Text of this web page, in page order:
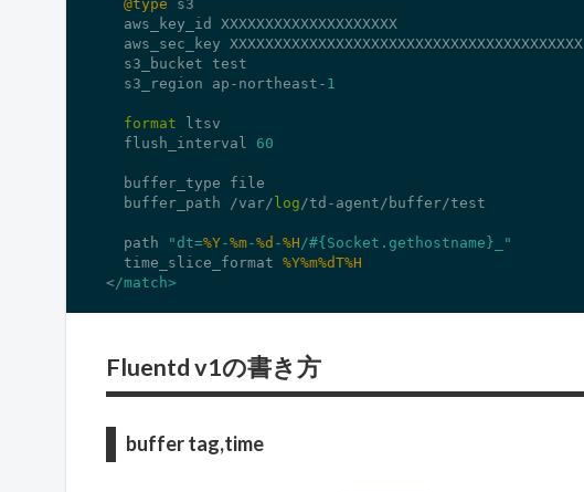
@type s3
  aws_key_id XXXXXXXXXXXXXXXXXXXX
  aws_sec_key XXXXXXXXXXXXXXXXXXXXXXXXXXXXXXXXXXXXXXXX
  s3_bucket test
  s3_region ap-northeast-
1
format ltsv
  flush_interval
60
  buffer_type file
  buffer_path /var/
log /td-agent/buffer/test
  path
"dt=%Y-%m-%d -%H /#{Socket.gethostname}_"
  time_slice_format
%Y%m%dT%H
</match>
Fluentd v1の書き方
buffer tag,time